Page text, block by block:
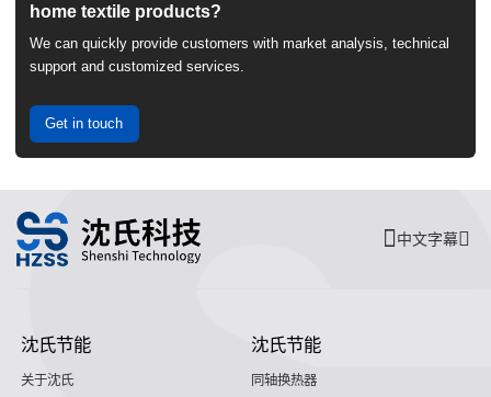
home textile products?
We can quickly provide customers with market analysis, technical
support and customized services.
Get in touch
中文字幕
沈氏节能
关于沈氏
沈氏节能
同轴换热器